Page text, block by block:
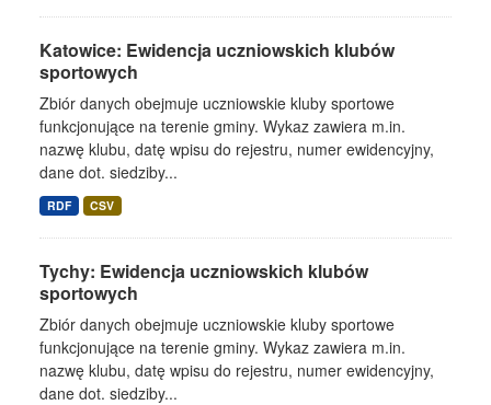
Katowice: Ewidencja uczniowskich klubów
sportowych
Zbiór danych obejmuje uczniowskie kluby sportowe
funkcjonujące na terenie gminy. Wykaz zawiera m.in.
nazwę klubu, datę wpisu do rejestru, numer ewidencyjny,
dane dot. siedziby...
RDF CSV
Tychy: Ewidencja uczniowskich klubów
sportowych
Zbiór danych obejmuje uczniowskie kluby sportowe
funkcjonujące na terenie gminy. Wykaz zawiera m.in.
nazwę klubu, datę wpisu do rejestru, numer ewidencyjny,
dane dot. siedziby...